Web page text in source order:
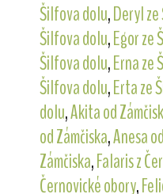
Šilfova dolu,Deryl
Šilfova dolu,Egor ze
Šilfova dolu,Erna ze
Šilfova dolu,Erta ze
dolu,Akita od
od Zámčiska,Anesa
Zámčiska,Falaris z
Černovické obory,